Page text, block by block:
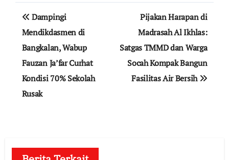
Navigasi
pos
Dampingi
Mendikdasmen di
Bangkalan, Wabup
Fauzan Ja’far Curhat
Kondisi 70% Sekolah
Rusak
Pijakan Harapan di
Madrasah Al Ikhlas:
Satgas TMMD dan Warga
Socah Kompak Bangun
Fasilitas Air Bersih